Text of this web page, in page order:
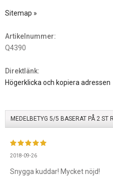
Sitemap »
Artikelnummer:
Q4390
Direktlänk:
Högerklicka och kopiera adressen
MEDELBETYG 5/5 BASERAT PÅ 2 ST
2018-09-26
Snygga kuddar! Mycket nöjd!